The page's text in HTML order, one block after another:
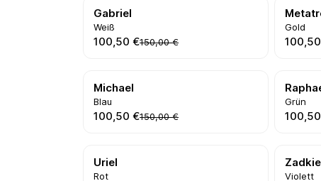
Gabriel
Weiß
100,50 €150,00 €
Gold
Michael
Blau
100,50 €150,00 €
Grün
Uriel
Rot Violett